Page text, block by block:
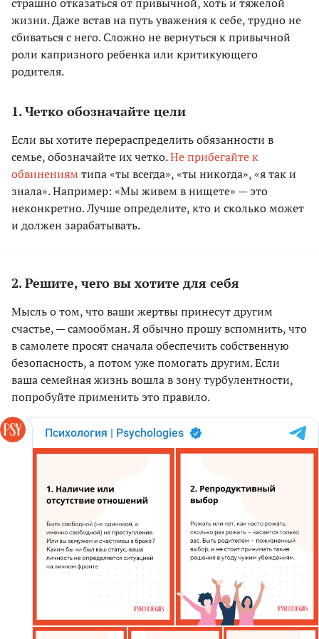
страшно отказаться от привычной, хоть и тяжелой
жизни. Даже встав на путь уважения к себе, трудно не
сбиваться с него. Сложно не вернуться к привычной
роли капризного ребенка или критикующего
родителя.
1. Четко обозначайте цели
Если вы хотите перераспределить обязанности в
семье, обозначайте их четко.Не прибегайте к
обвинениям типа «ты всегда», «ты никогда», «я так и
знала». Например: «Мы живем в нищете» — это
неконкретно. Лучше определите, кто и сколько может
и должен зарабатывать.
2. Решите, чего вы хотите для себя
Мысль о том, что ваши жертвы принесут другим
счастье, — самообман. Я обычно прошу вспомнить, что
в самолете просят сначала обеспечить собственную
безопасность, а потом уже помогать другим. Если
ваша семейная жизнь вошла в зону турбулентности,
попробуйте применить это правило.